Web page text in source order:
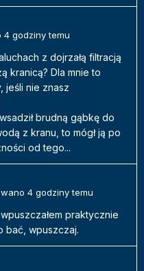
4 godziny temu
z dojrzałą filtracją
kranicą? Dla mnie to
jeśli nie znasz
brudną gąbkę do
z kranu, to mógł ją po
od tego...
4 godziny temu
praktycznie
bać, wpuszczaj.